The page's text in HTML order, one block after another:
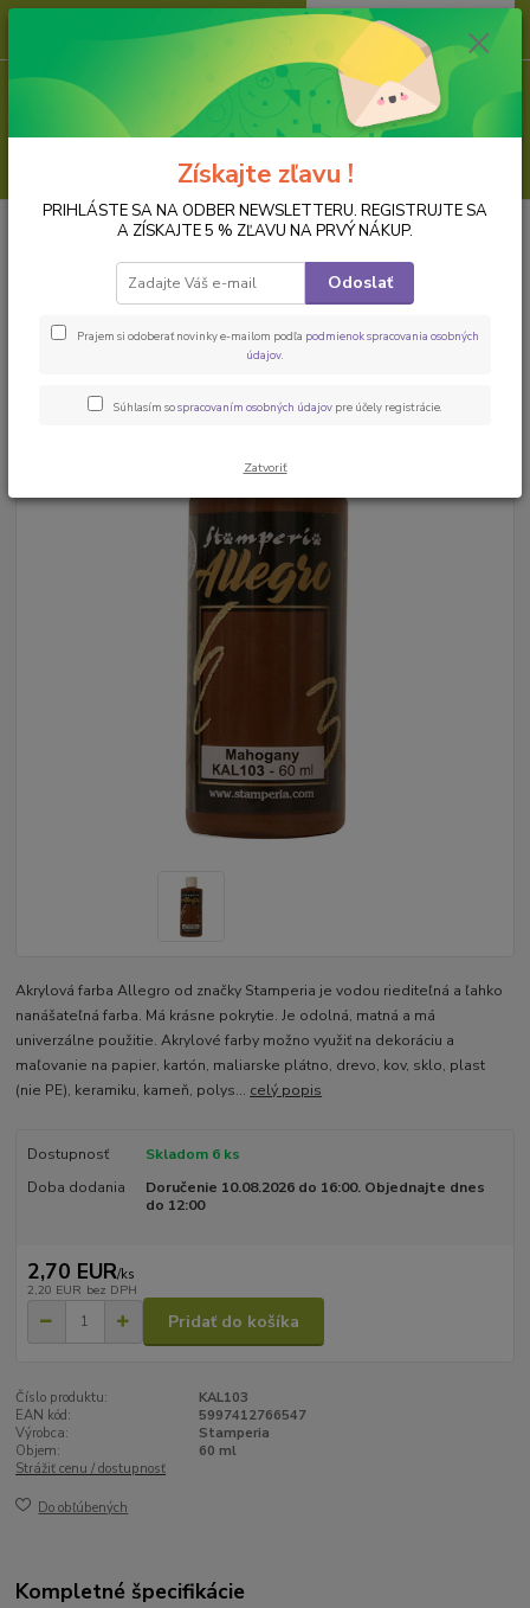
ks
za 0,00 EUR
Matné akrylové farby
Allegro matná akrylová
Allegro matná akrylová
farba,mahagónová
Akrylová farba Allegro od značky Stamperia je vodou riediteľná a ľahko
nanášateľná farba. Má krásne pokrytie. Je odolná, matná a má
univerzálne použitie. Akrylové farby možno využiť na dekoráciu a
maľovanie na papier, kartón, maliarske plátno, drevo, kov, sklo, plast
(nie PE), keramiku, kameň, polys... celý popis
Dostupnosť
Skladom 6 ks
Doba dodania
Doručenie 10.08.2026 do 16:00. Objednajte dnes
do 12:00
2,70 EUR/ks
2,20 EUR bez DPH
Pridať do košíka
Číslo produktu:
KAL103
EAN kód:
5997412766547
Výrobca:
Stamperia
Objem:
60 ml
Strážiť cenu / dostupnosť
Do obľúbených
Kompletné špecifikácie
Získajte zľavu !
PRIHLÁSTE SA NA ODBER NEWSLETTERU. REGISTRUJTE SA
A ZÍSKAJTE 5 % ZĽAVU NA PRVÝ NÁKUP.
Odoslať
Prajem si odoberať novinky e-mailom podľa podmienok spracovania osobných
údajov.
Súhlasím sospracovaním osobných údajov pre účely registrácie.
Zatvoriť